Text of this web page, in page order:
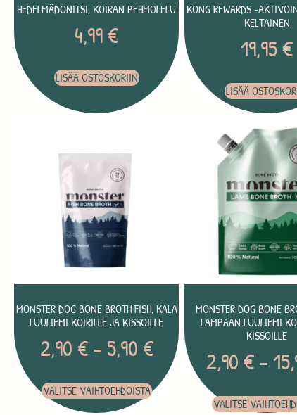
HEDELMÄDONITSI, KOIRAN PEHMOLELU
4,99€
LISÄÄ OSTOSKORIIN
KONG REWARDS -
KELTAINEN
19,95€
LISÄÄ
MONSTER DOG BONE BROTH FISH, KALA
LUULIEMI KOIRILLE JA KISSOILLE
2,90€– 5,90€
VALITSE VAIHTOEHDOISTA
MONSTER DOG BONE
LAMPAAN LUULIEMI
KISSOILLE
2,90€–
VALITSE